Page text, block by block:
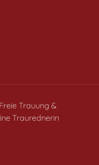
Trauung &
Traurednerin